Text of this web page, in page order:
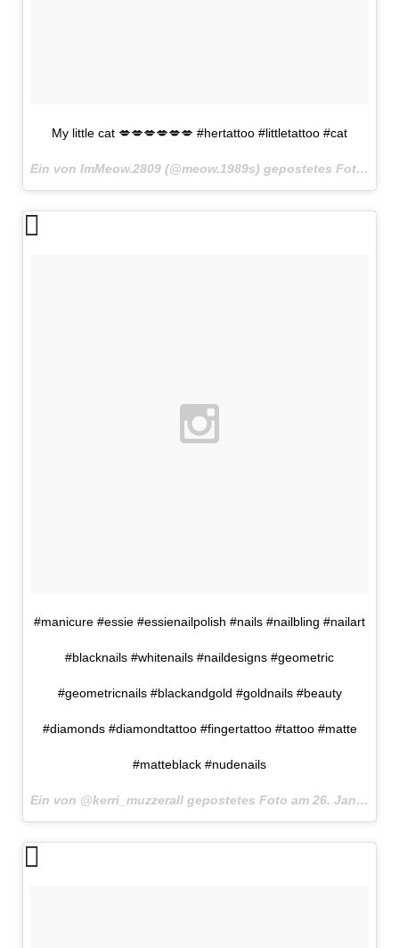
My little cat 💋💋💋💋💋💋 #hertattoo #littletattoo #cat
Ein von ImMeow.2809 (@meow.1989s) gepostetes Foto am
#manicure #essie #essienailpolish #nails #nailbling #nailart
#blacknails #whitenails #naildesigns #geometric
#geometricnails #blackandgold #goldnails #beauty
#diamonds #diamondtattoo #fingertattoo #tattoo #matte
#matteblack #nudenails
Ein von @kerri_muzzerall gepostetes Foto am 26. Jan 2016 um 8:19 Uhr